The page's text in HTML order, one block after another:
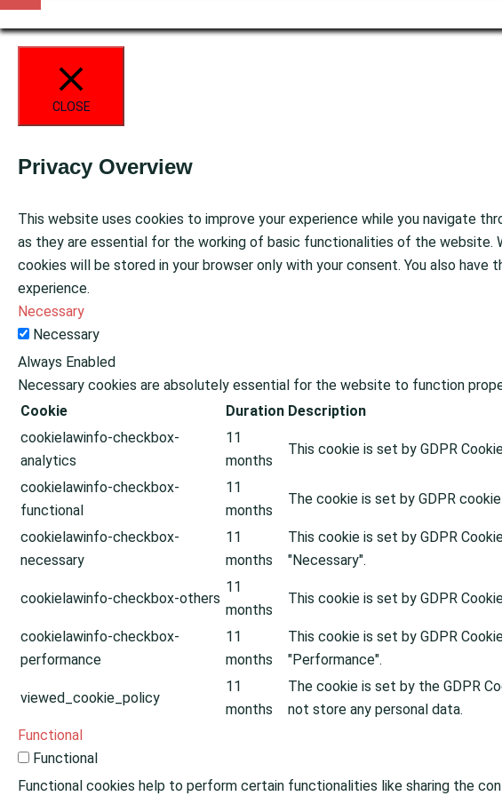
CLOSE
Privacy Overview
This website uses cookies to improve your experience while you navigate
as they are essential for the working of basic functionalities of the website.
cookies will be stored in your browser only with your consent. You also
experience.
Necessary
Necessary
Always Enabled
Necessary cookies are absolutely essential for the website to function
Cookie
Duration Description
cookielawinfo-checkbox-
analytics
11
months
This cookie is set by GDPR
cookielawinfo-checkbox-
functional
11
months
The cookie is set by GDPR
cookielawinfo-checkbox-
necessary
11
months
This cookie is set by GDPR
"Necessary".
cookielawinfo-checkbox-others
11
months
This cookie is set by GDPR
cookielawinfo-checkbox-
performance
11
months
This cookie is set by GDPR
"Performance".
viewed_cookie_policy
11
months
The cookie is set by the GDPR
not store any personal data.
Functional
Functional
Functional cookies help to perform certain functionalities like sharing the